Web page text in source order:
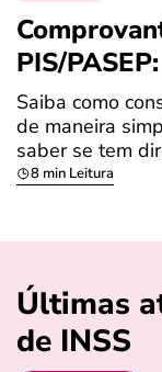
PIS/
Saiba como
de maneira
saber se tem
8 min Leitura
Últimas
de INSS